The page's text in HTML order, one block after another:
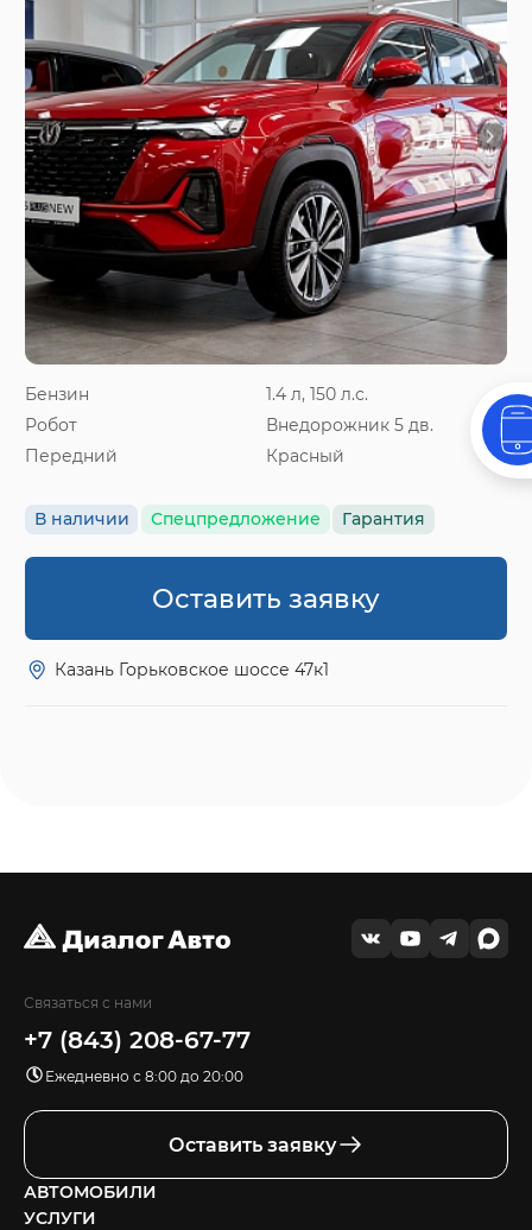
Бензин
1.4 л, 150 л.с.
Робот
Внедорожник 5 дв.
Передний
Красный
В наличии Спецпредложение Гарантия
Оставить заявку
Казань Горьковское шоссе 47к1
Связаться с нами
+7 (843) 208-67-77
Ежедневно с 8:00 до 20:00
Оставить заявку
АВТОМОБИЛИ
УСЛУГИ